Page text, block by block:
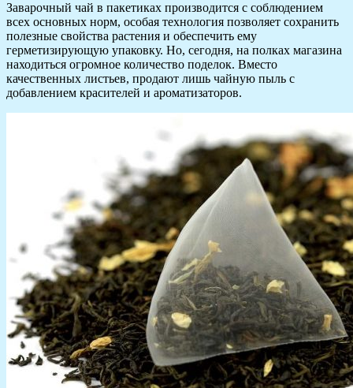
Заварочный чай в пакетиках производится с соблюдением
всех основных норм, особая технология позволяет сохранить
полезные свойства растения и обеспечить ему
герметизирующую упаковку. Но, сегодня, на полках магазина
находиться огромное количество поделок. Вместо
качественных листьев, продают лишь чайную пыль с
добавлением красителей и ароматизаторов.